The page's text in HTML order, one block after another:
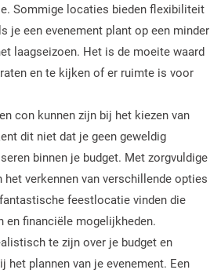
Sommige locaties bieden flexibiliteit
je een evenement plant op een minder
laagseizoen. Het is de moeite waard
en te kijken of er ruimte is voor
con kunnen zijn bij het kiezen van
dit niet dat je geen geweldig
binnen je budget. Met zorgvuldige
verkennen van verschillende opties
feestlocatie vinden die
en financiële mogelijkheden.
te zijn over je budget en
het plannen van je evenement. Een